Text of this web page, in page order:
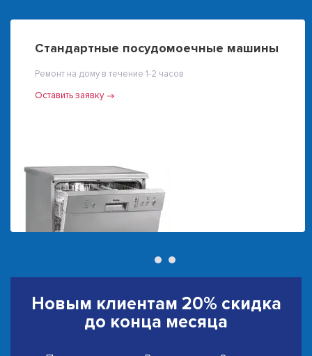
Стандартные посудомоечные машины
Ремонт на дому в течение 1-2 часов
Оставить заявку
Новым клиентам 20% скидка
до конца месяца